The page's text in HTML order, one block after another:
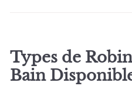
Types de
Bain